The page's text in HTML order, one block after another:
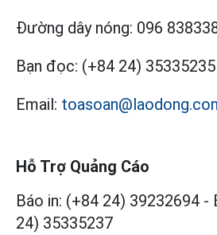
Đường dây nóng: 096
Bạn đọc: (+84 24) 35335235
Email:
Hỗ Trợ Quảng Cáo
Báo in: (+84 24) 39232694 -
24) 35335237